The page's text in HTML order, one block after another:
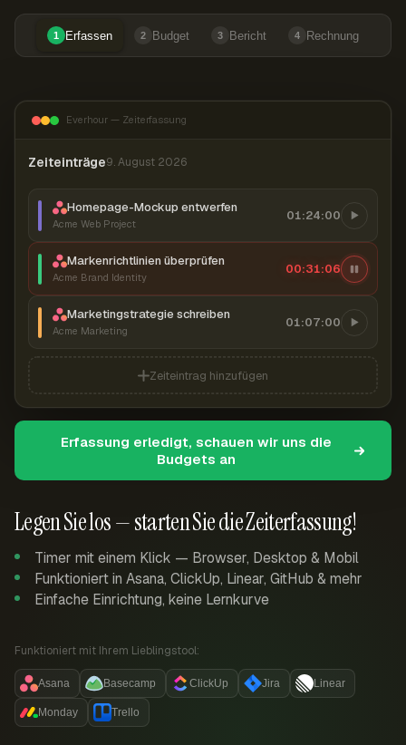
1 Erfassen 2 Budget 3 Bericht 4 Rechnung
Legen Sie los — starten Sie die Zeiterfassung!
Timer mit einem Klick — Browser, Desktop & Mobil
Funktioniert in Asana, ClickUp, Linear, GitHub & mehr
Einfache Einrichtung, keine Lernkurve
Funktioniert mit Ihrem Lieblingstool:
Asana Basecamp ClickUp Jira Linear
Monday Trello
Everhour — Zeiterfassung
Zeiteinträge9. August 2026
Homepage-Mockup entwerfen
Acme Web Project
01:24:00
Markenrichtlinien überprüfen
Acme Brand Identity
00:31:06
Marketingstrategie schreiben
Acme Marketing
01:07:00
Zeiteintrag hinzufügen
Erfassung erledigt, schauen wir uns die
Budgets an